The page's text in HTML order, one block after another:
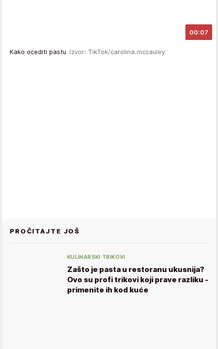
00:07
Kako ocediti pastu Izvor: TikTok/carolina.mccauley
PROČITAJTE JOŠ
KULINARSKI TRIKOVI
Zašto je pasta u restoranu ukusnija?
Ovo su profi trikovi koji prave razliku -
primenite ih kod kuće